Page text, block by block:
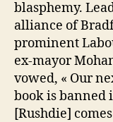
blasphemy.
alliance of
prominent
ex-mayor
vowed, « Our
book is banned
[Rushdie]